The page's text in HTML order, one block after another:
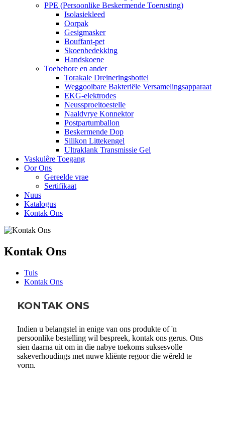
PPE (Persoonlike Beskermende Toerusting)
Isolasiekleed
Oorpak
Gesigmasker
Bouffant-pet
Skoenbedekking
Handskoene
Toebehore en ander
Torakale Dreineringsbottel
Weggooibare Bakteriële Versamelingsapparaat
EKG-elektrodes
Neussproeitoestelle
Naaldvrye Konnektor
Postpartumballon
Beskermende Dop
Silikon Littekengel
Ultraklank Transmissie Gel
Vaskulêre Toegang
Oor Ons
Gereelde vrae
Sertifikaat
Nuus
Katalogus
Kontak Ons
Kontak Ons
Tuis
Kontak Ons
KONTAK ONS
Indien u belangstel in enige van ons produkte of 'n
persoonlike bestelling wil bespreek, kontak ons ​​gerus. Ons
sien daarna uit om in die nabye toekoms suksesvolle
sakeverhoudings met nuwe kliënte regoor die wêreld te
vorm.